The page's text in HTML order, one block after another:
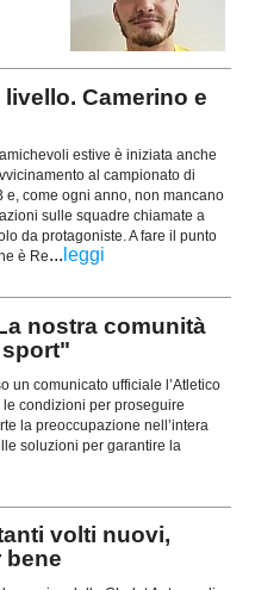
Camerino e
estive è iniziata anche
al campionato di
e, come ogni anno, non mancano
sulle squadre chiamate a
da protagoniste. A fare il punto
è Re... leggi
nostra comunità
un comunicato ufficiale l’Atletico
condizioni per proseguire
la preoccupazione nell’intera
soluzioni per garantire la
volti nuovi,
bene